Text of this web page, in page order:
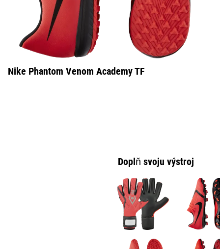
Nike Phantom Venom Academy TF
Doplň svoju výstroj